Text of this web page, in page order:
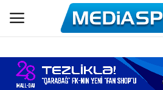
Əsas